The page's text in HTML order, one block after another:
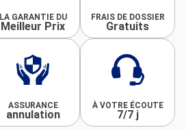
LA GARANTIE DU
Meilleur Prix
FRAIS DE DOSSIER
Gratuits
ASSURANCE
annulation
À VOTRE ÉCOUTE
7/7 j